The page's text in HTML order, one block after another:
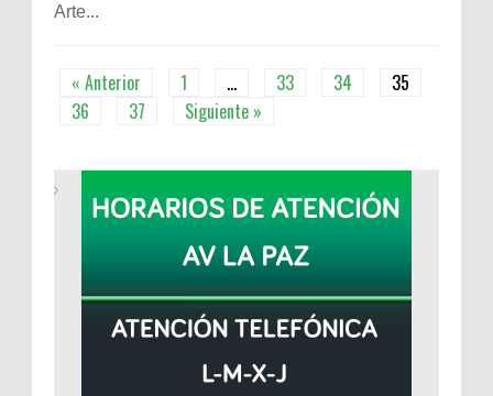
Arte...
« Anterior 1 … 33 34
35
36
37 Siguiente »